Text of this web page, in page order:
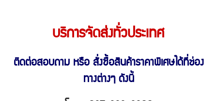
บริการจัดส่งทั่วประเทศ
ติดต่อสอบถาม หรือ สั่งซื้อสินค้าราคาพิเศษได้ที่ช่อง
ทางต่างๆ ดังนี้